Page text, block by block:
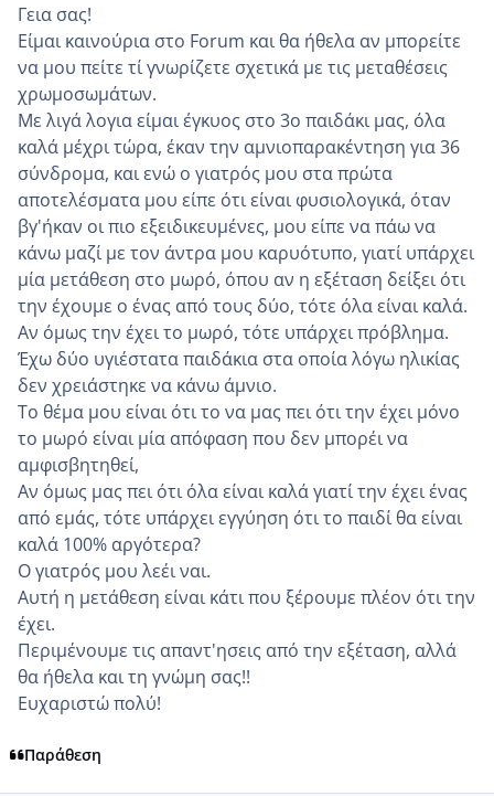
Γεια σας!
Είμαι καινούρια στο Forum και θα ήθελα αν μπορείτε
να μου πείτε τί γνωρίζετε σχετικά με τις μεταθέσεις
χρωμοσωμάτων.
Με λιγά λογια είμαι ε΄γκυος στο 3ο παιδάκι μας, όλα
καλά μέχρι τώρα, έκαν την αμνιοπαρακέντηση για 36
σύνδρομα, και ενώ ο γιατρός μου στα πρώτα
αποτελέσματα μου είπε ότι είναι φυσιολογικά, όταν
βγ'ήκαν οι πιο εξειδικευμένες, μου είπε να πάω να
κάνω μαζί με τον άντρα μου καρυότυπο, γιατί υπάρχει
μία μετάθεση στο μωρό, όπου αν η εξέταση δείξει ότι
την έχουμε ο ένας από τους δύο, τότε όλα είναι καλά.
Αν όμως την έχει το μωρό, τότε υπάρχει πρόβλημα.
Έχω δύο υγιέστατα παιδάκια στα οποία λόγω ηλικίας
δεν χρειάστηκε να κάνω άμνιο.
Το θέμα μου είναι ότι το να μας πει ότι την έχει μόνο
το μωρό είναι μία απόφαση που δεν μπορέι να
αμφισβητηθεί,
Αν όμως μας πει ότι όλα είναι καλά γιατί την έχει ένας
από εμάς, τότε υπάρχει εγγύηση ότι το παιδί θα είναι
καλά 100% αργότερα?
Ο γιατρός μου λεέι ναι.
Αυτή η μετάθεση είναι κάτι που ξε΄ρουμε πλέον ότι την
έχει.
Περιμένουμε τις απαντ'ησεις από την εξέταση, αλλά
θα ήθελα και τη γνώμη σας!!
Ευχαριστώ πολύ!
Παράθεση